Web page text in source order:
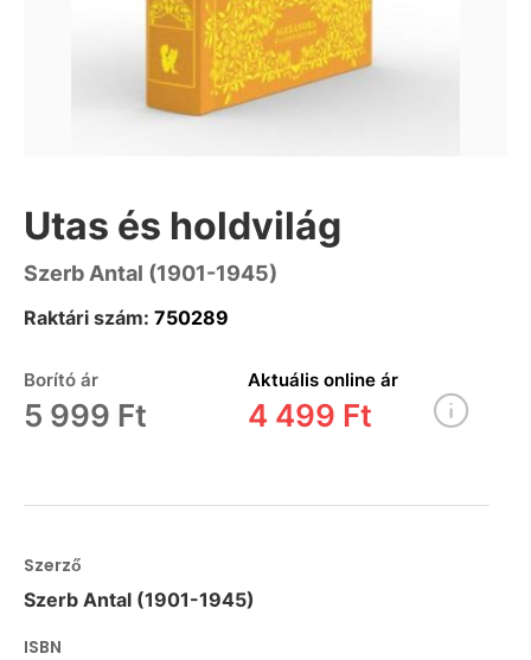
Utas és holdvilág
Szerb Antal (1901-1945)
Raktári szám: 750289
Borító ár
5 999 Ft
Aktuális online ár
4 499 Ft
Szerző
Szerb Antal (1901-1945)
ISBN